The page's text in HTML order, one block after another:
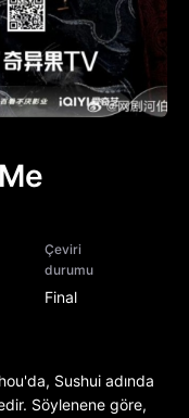
Çeviri
durumu
Final
Sushui adında
Söylenene göre,